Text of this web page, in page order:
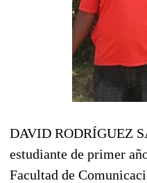
DAVID RODRÍGUEZ
estudiante de primer
Facultad de